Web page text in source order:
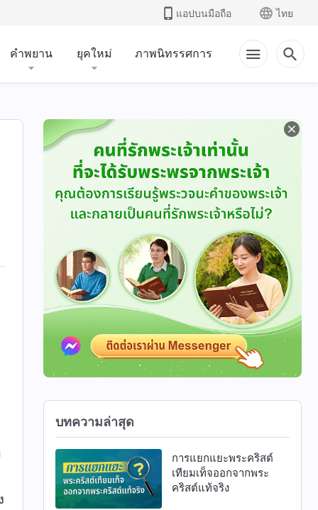
แอปบนมือถือ ไทย
คำพยาน ยุคใหม่ ภาพนิทรรศการ
บทความล่าสุด
การแยกแยะพระคริสต์
เทียมเท็จออกจากพระ
คริสต์แท้จริง